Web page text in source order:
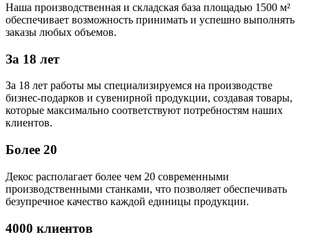
Наша производственная и складская база площадью 1500 м²
обеспечивает возможность принимать и успешно выполнять
заказы любых объемов.
За 18 лет
За 18 лет работы мы специализируемся на производстве
бизнес-подарков и сувенирной продукции, создавая товары,
которые максимально соответствуют потребностям наших
клиентов.
Более 20
Декос располагает более чем 20 современными
производственными станками, что позволяет обеспечивать
безупречное качество каждой единицы продукции.
4000 клиентов